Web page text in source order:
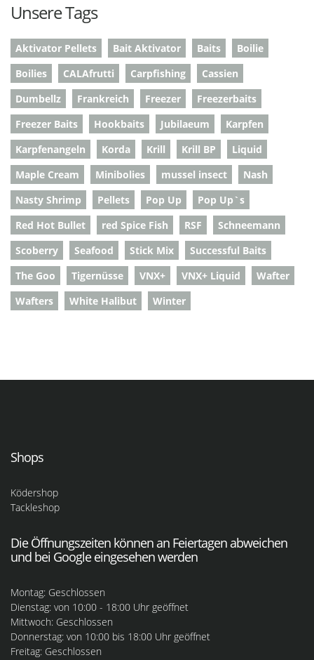
Unsere Tags
Aktivator Pellets Bait Aktivator Baits
Boilie
Boilies
CALAfrutti Carpfishing
Cassien
Dumbellz
Frankreich Freezer
Freezerbaits
Freezer Baits
Hookbaits Jubilaeum
Karpfen
Karpfenangeln
Korda Krill Krill BP
Liquid
Maple Cream
Minibolies mussel insect
Nash
Nasty Shrimp
Pellets Pop Up
Pop Up`s
Red Hot Bullet
red Spice Fish RSF
Schneemann
Scoberry
Seafood Stick Mix
Successful Baits
The Goo
Tigernüsse VNX+ VNX+ Liquid
Wafter
Wafters
White Halibut Winter
Shops
Ködershop
Tackleshop
Die Öffnungszeiten können an Feiertagen abweichen
und bei Google eingesehen werden
Montag: Geschlossen
Dienstag: von 10:00 - 18:00 Uhr geöffnet
Mittwoch: Geschlossen
Donnerstag: von 10:00 bis 18:00 Uhr geöffnet
Freitag: Geschlossen